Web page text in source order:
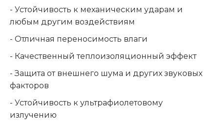
- Устойчивость к механическим ударам и
любым другим воздействиям
- Отличная переносимость влаги
- Качественный теплоизоляционный эффект
- Защита от внешнего шума и других звуковых
факторов
- Устойчивость к ультрафиолетовому
излучению